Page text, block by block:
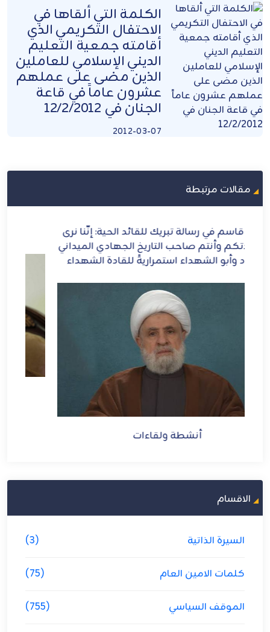
الكلمة التي ألقاها في
الاحتفال التكريمي الذي
أقامته جمعية التعليم
الديني الإسلامي للعاملين
الذين مضى على عملهم
عشرون عاماً في قاعة
الجنان في 12/2/2012
2012-03-07
مقالات مرتبطة
الشيخ قاسم: إيران أيقونة العزة والشرف
أنشطة ولقاءات
الاقسام
السيرة الذاتية (3)
كلمات الامين العام (75)
الموقف السياسي (755)